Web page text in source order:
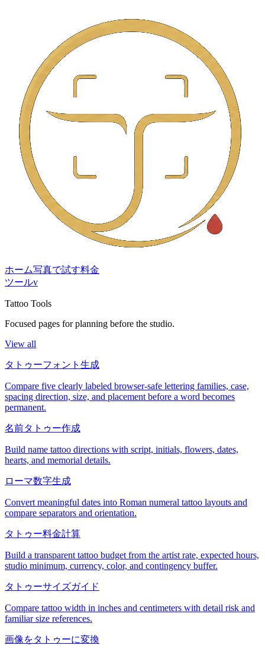
ホーム写真で試す料金
ツールv
Tattoo Tools
Focused pages for planning before the studio.
View all
タトゥーフォント生成
Compare five clearly labeled browser-safe lettering families, case,
spacing direction, size, and placement before a word becomes
permanent.
名前タトゥー作成
Build name tattoo directions with script, initials, flowers, dates,
hearts, and memorial details.
ローマ数字生成
Convert meaningful dates into Roman numeral tattoo layouts and
compare separators and orientation.
タトゥー料金計算
Build a transparent tattoo budget from the artist rate, expected hours,
studio minimum, currency, color, and contingency buffer.
タトゥーサイズガイド
Compare tattoo width in inches and centimeters with detail risk and
familiar size references.
画像をタトゥーに変換